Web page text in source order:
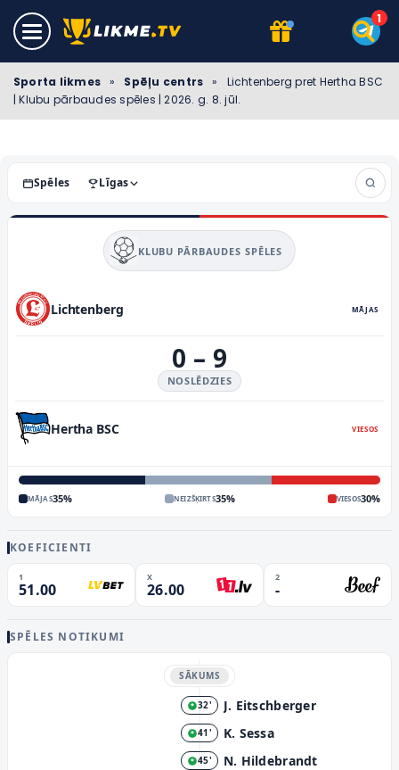
Sporta likmes » Spēļu centrs »
Lichtenberg pret Hertha BSC
| Klubu pārbaudes spēles | 2026. g. 8. jūl.
Spēles Līgas
KLUBU PĀRBAUDES SPĒLES
Lichtenberg MĀJAS
0 – 9
NOSLĒDZIES
Hertha BSC VIESOS
MĀJAS35% NEIZŠĶIRTS35% VIESOS30%
KOEFICIENTI
1
51.00
X
26.00
2
-
SPĒLES NOTIKUMI
SĀKUMS
32' J. Eitschberger
41' K. Sessa
45' N. Hildebrandt